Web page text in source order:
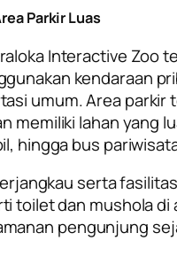
Parkir Luas
Interactive Zoo
kendaraan
umum. Area parkir
memiliki lahan yang
hingga bus
serta fasilitas
toilet dan mushola di
pengunjung